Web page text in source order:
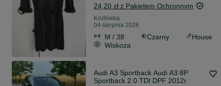
24,20 zł z Pakietem Ochronnym
Kozłówka
04 sierpnia 2026
M / 38 Czarny
House
Wiskoza
Audi A3 Sportback Audi A3 8P
Sportback 2.0 TDI DPF 2012r.